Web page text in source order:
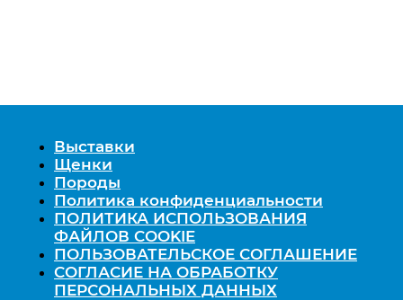
Выставки
Щенки
Породы
Политика конфиденциальности
ПОЛИТИКА ИСПОЛЬЗОВАНИЯ
ФАЙЛОВ COOKIE
ПОЛЬЗОВАТЕЛЬСКОЕ СОГЛАШЕНИЕ
СОГЛАСИЕ НА ОБРАБОТКУ
ПЕРСОНАЛЬНЫХ ДАННЫХ